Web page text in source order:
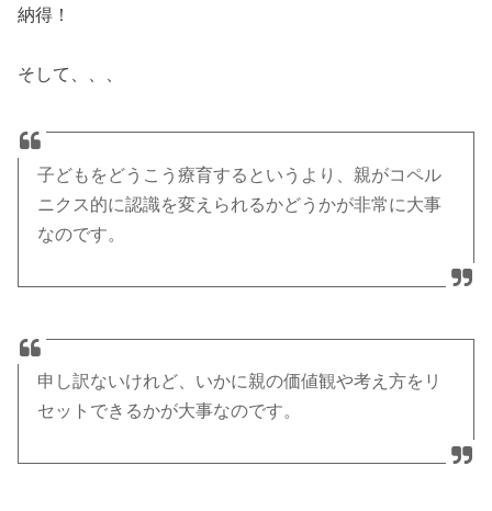
納得！
そして、、、
子どもをどうこう療育するというより、親がコペル
ニクス的に認識を変えられるかどうかが非常に大事
なのです。
申し訳ないけれど、いかに親の価値観や考え方をリ
セットできるかが大事なのです。